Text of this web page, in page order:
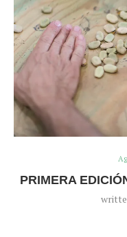
PRIMERA